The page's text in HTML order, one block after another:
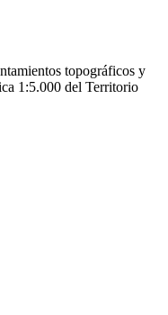
topográficos y
1:5.000 del Territorio